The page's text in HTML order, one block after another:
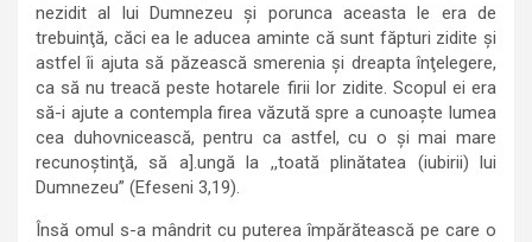
nezidit al lui Dumnezeu şi porunca aceasta le era de
trebuinţă, căci ea le aducea aminte că sunt făpturi zidite şi
astfel îi ajuta să păzească smerenia şi dreapta înţelegere,
ca să nu treacă peste hotarele firii lor zidite. Scopul ei era
să-i ajute a contempla firea văzută spre a cunoaşte lumea
cea duhovnicească, pentru ca astfel, cu o şi mai mare
recunoştinţă, să a].ungă la ,,toată plinătatea (iubirii) lui
Dumnezeu” (Efeseni 3,19).
Însă omul s-a mândrit cu puterea împărătească pe care o